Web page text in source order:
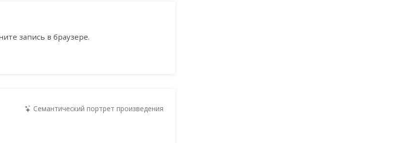
запись в браузере.
Семантический портрет произведения